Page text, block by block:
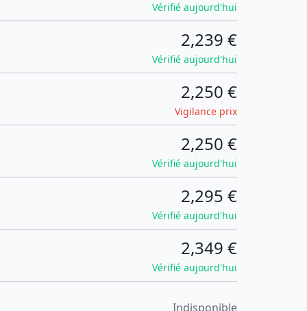
Vérifié aujourd'hui
2,239 €
Vérifié aujourd'hui
2,250 €
Vigilance prix
2,250 €
Vérifié aujourd'hui
2,295 €
Vérifié aujourd'hui
2,349 €
Vérifié aujourd'hui
Indisponible